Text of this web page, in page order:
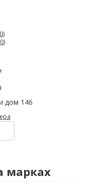
0)
0)
дом 146
марках